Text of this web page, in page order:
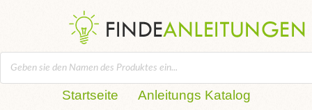
Startseite
Anleitungs Katalog